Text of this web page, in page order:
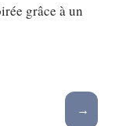
grâce à un